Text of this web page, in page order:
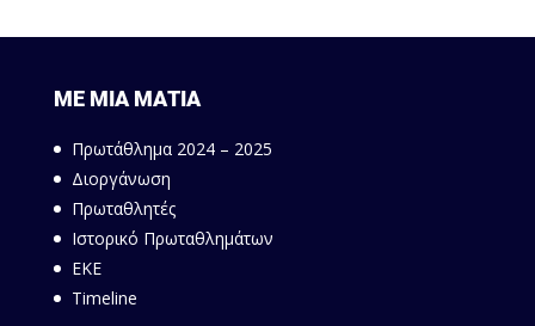
ΜΕ ΜΙΑ ΜΑΤΙΑ
Πρωτάθλημα 2024 – 2025
Διοργάνωση
Πρωταθλητές
Ιστορικό Πρωταθλημάτων
ΕΚΕ
Timeline